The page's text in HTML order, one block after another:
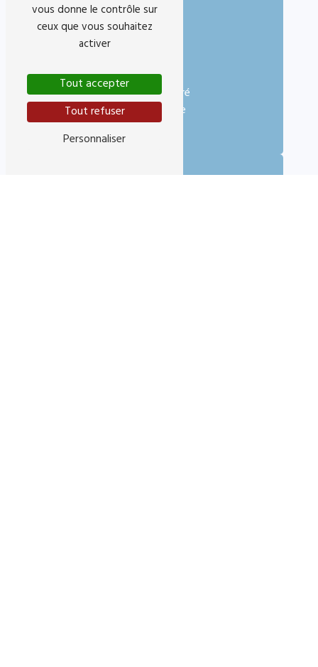
Adresse
11 Rue Fodéré
06300 Nice
vous donne le contrôle sur
ceux que vous souhaitez
activer
Tout accepter
Tout refuser
Personnaliser